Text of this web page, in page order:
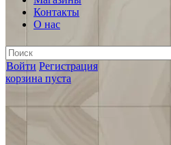
Контакты
О нас
Войти Регистрация
корзина пуста